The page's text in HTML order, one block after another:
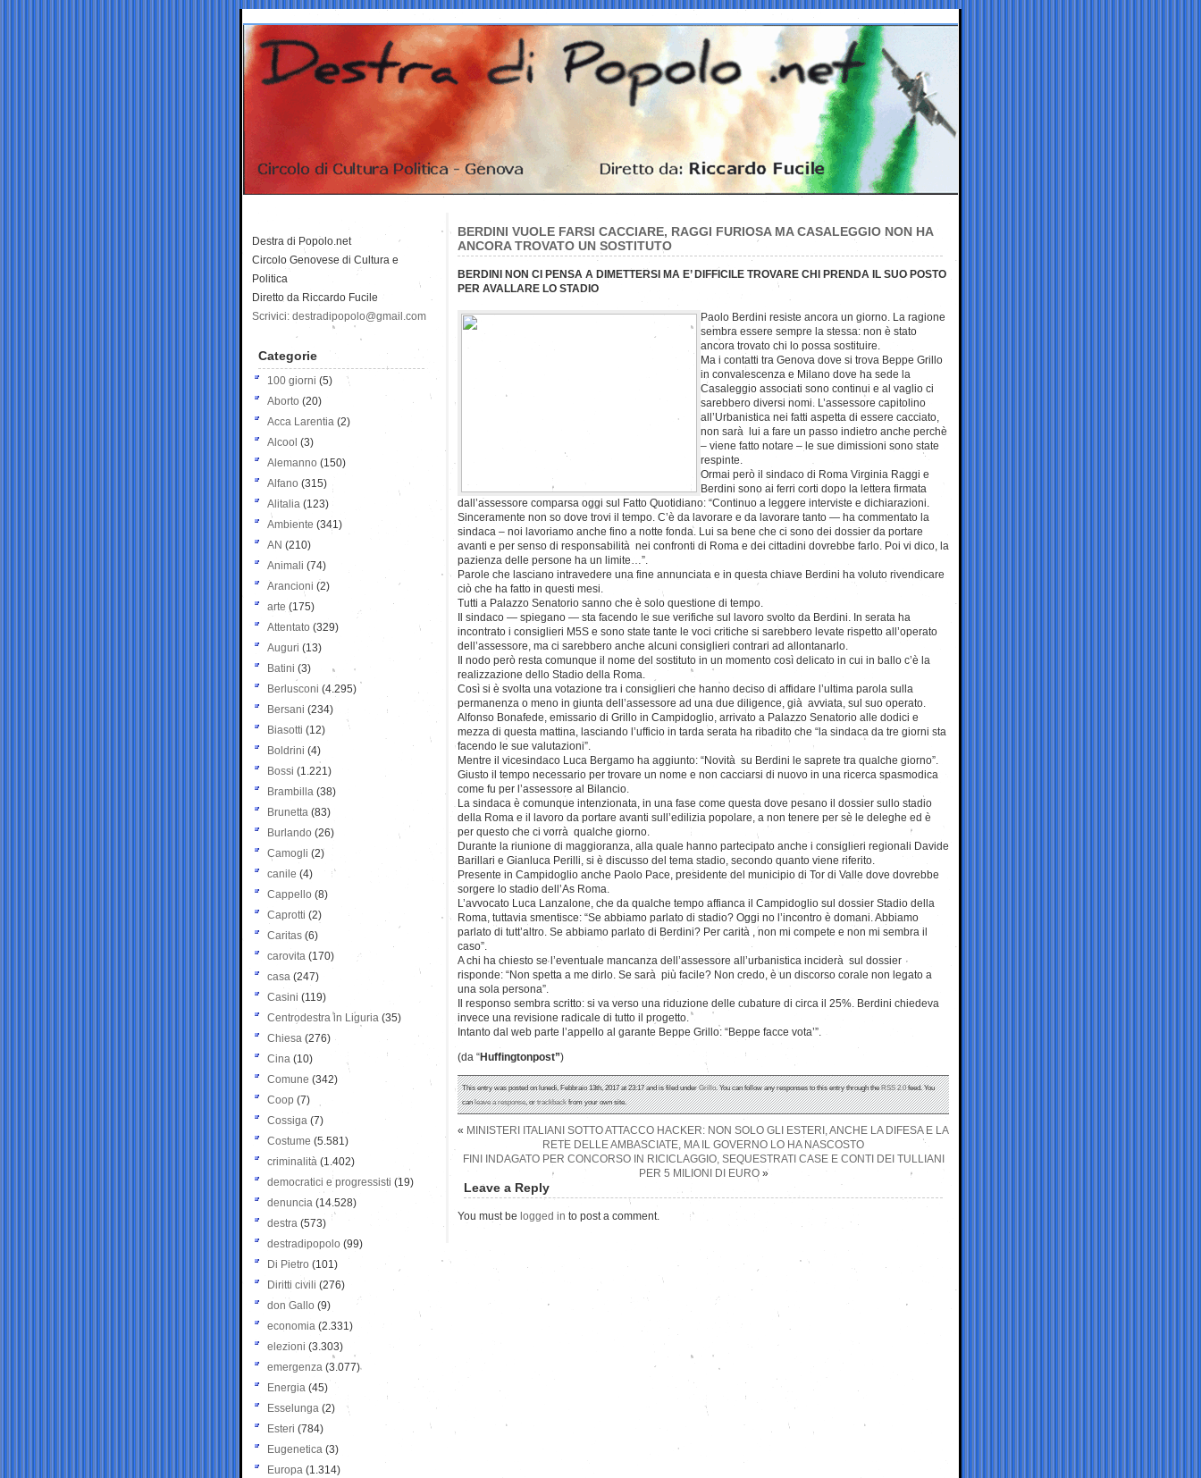
BERDINI VUOLE FARSI CACCIARE, RAGGI FURIOSA MA CASALEGGIO NON HA
ANCORA TROVATO UN SOSTITUTO
BERDINI NON CI PENSA A DIMETTERSI MA E’ DIFFICILE TROVARE CHI PRENDA IL SUO POSTO
PER AVALLARE LO STADIO
Paolo Berdini resiste ancora un giorno. La ragione
sembra essere sempre la stessa: non è stato
ancora trovato chi lo possa sostituire.
Ma i contatti tra Genova dove si trova Beppe Grillo
in convalescenza e Milano dove ha sede la
Casaleggio associati sono continui e al vaglio ci
sarebbero diversi nomi. L’assessore capitolino
all’Urbanistica nei fatti aspetta di essere cacciato,
non sarà lui a fare un passo indietro anche perchè
– viene fatto notare – le sue dimissioni sono state
respinte.
Ormai però il sindaco di Roma Virginia Raggi e
Berdini sono ai ferri corti dopo la lettera firmata
dall’assessore comparsa oggi sul Fatto Quotidiano: “Continuo a leggere interviste e dichiarazioni.
Sinceramente non so dove trovi il tempo. C’è da lavorare e da lavorare tanto — ha commentato la
sindaca – noi lavoriamo anche fino a notte fonda. Lui sa bene che ci sono dei dossier da portare
avanti e per senso di responsabilità nei confronti di Roma e dei cittadini dovrebbe farlo. Poi vi dico, la
pazienza delle persone ha un limite…”.
Parole che lasciano intravedere una fine annunciata e in questa chiave Berdini ha voluto rivendicare
ciò che ha fatto in questi mesi.
Tutti a Palazzo Senatorio sanno che è solo questione di tempo.
Il sindaco — spiegano — sta facendo le sue verifiche sul lavoro svolto da Berdini. In serata ha
incontrato i consiglieri M5S e sono state tante le voci critiche si sarebbero levate rispetto all’operato
dell’assessore, ma ci sarebbero anche alcuni consiglieri contrari ad allontanarlo.
Il nodo però resta comunque il nome del sostituto in un momento così delicato in cui in ballo c’è la
realizzazione dello Stadio della Roma.
Così si è svolta una votazione tra i consiglieri che hanno deciso di affidare l’ultima parola sulla
permanenza o meno in giunta dell’assessore ad una due diligence, già avviata, sul suo operato.
Alfonso Bonafede, emissario di Grillo in Campidoglio, arrivato a Palazzo Senatorio alle dodici e
mezza di questa mattina, lasciando l’ufficio in tarda serata ha ribadito che “la sindaca da tre giorni sta
facendo le sue valutazioni”.
Mentre il vicesindaco Luca Bergamo ha aggiunto: “Novità su Berdini le saprete tra qualche giorno”.
Giusto il tempo necessario per trovare un nome e non cacciarsi di nuovo in una ricerca spasmodica
come fu per l’assessore al Bilancio.
La sindaca è comunque intenzionata, in una fase come questa dove pesano il dossier sullo stadio
della Roma e il lavoro da portare avanti sull’edilizia popolare, a non tenere per sè le deleghe ed è
per questo che ci vorrà qualche giorno.
Durante la riunione di maggioranza, alla quale hanno partecipato anche i consiglieri regionali Davide
Barillari e Gianluca Perilli, si è discusso del tema stadio, secondo quanto viene riferito.
Presente in Campidoglio anche Paolo Pace, presidente del municipio di Tor di Valle dove dovrebbe
sorgere lo stadio dell’As Roma.
L’avvocato Luca Lanzalone, che da qualche tempo affianca il Campidoglio sul dossier Stadio della
Roma, tuttavia smentisce: “Se abbiamo parlato di stadio? Oggi no l’incontro è domani. Abbiamo
parlato di tutt’altro. Se abbiamo parlato di Berdini? Per carità , non mi compete e non mi sembra il
caso”.
A chi ha chiesto se l’eventuale mancanza dell’assessore all’urbanistica inciderà sul dossier
risponde: “Non spetta a me dirlo. Se sarà più facile? Non credo, è un discorso corale non legato a
una sola persona”.
Il responso sembra scritto: si va verso una riduzione delle cubature di circa il 25%. Berdini chiedeva
invece una revisione radicale di tutto il progetto.
Intanto dal web parte l’appello al garante Beppe Grillo: “Beppe facce vota’”.
(da “Huffingtonpost”)
This entry was posted on lunedì, Febbraio 13th, 2017 at 23:17 and is filed underGrillo. You can follow any responses to this entry through theRSS 2.0feed. You
canleave a response, ortrackbackfrom your own site.
« MINISTERI ITALIANI SOTTO ATTACCO HACKER: NON SOLO GLI ESTERI, ANCHE LA DIFESA E LA
RETE DELLE AMBASCIATE, MA IL GOVERNO LO HA NASCOSTO
FINI INDAGATO PER CONCORSO IN RICICLAGGIO, SEQUESTRATI CASE E CONTI DEI TULLIANI
PER 5 MILIONI DI EURO»
Leave a Reply
You must be logged in to post a comment.
Destra di Popolo.net
Circolo Genovese di Cultura e
Politica
Diretto da Riccardo Fucile
Scrivici: destradipopolo@gmail.com
Categorie
100 giorni (5)
Aborto (20)
Acca Larentia (2)
Alcool (3)
Alemanno (150)
Alfano (315)
Alitalia (123)
Ambiente (341)
AN (210)
Animali (74)
Arancioni (2)
arte (175)
Attentato (329)
Auguri (13)
Batini (3)
Berlusconi (4.295)
Bersani (234)
Biasotti (12)
Boldrini (4)
Bossi (1.221)
Brambilla (38)
Brunetta (83)
Burlando (26)
Camogli (2)
canile (4)
Cappello (8)
Caprotti (2)
Caritas (6)
carovita (170)
casa (247)
Casini (119)
Centrodestra in Liguria (35)
Chiesa (276)
Cina (10)
Comune (342)
Coop (7)
Cossiga (7)
Costume (5.581)
criminalità (1.402)
democratici e progressisti (19)
denuncia (14.528)
destra (573)
destradipopolo (99)
Di Pietro (101)
Diritti civili (276)
don Gallo (9)
economia (2.331)
elezioni (3.303)
emergenza (3.077)
Energia (45)
Esselunga (2)
Esteri (784)
Eugenetica (3)
Europa (1.314)